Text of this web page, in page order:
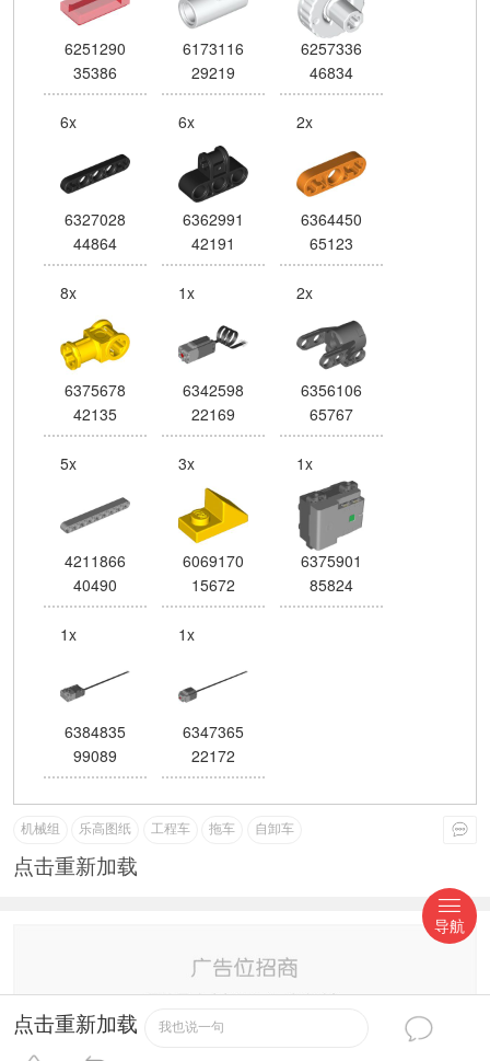
6251290
35386
6173116
29219
6257336
46834
6x
6327028
44864
6x
6362991
42191
2x
6364450
65123
8x
6375678
42135
1x
6342598
22169
2x
6356106
65767
5x
4211866
40490
3x
6069170
15672
1x
6375901
85824
1x
6384835
99089
1x
6347365
22172
机械组 乐高图纸 工程车 拖车 自卸车
点击重新加载
点击重新加载 我也说一句
导航